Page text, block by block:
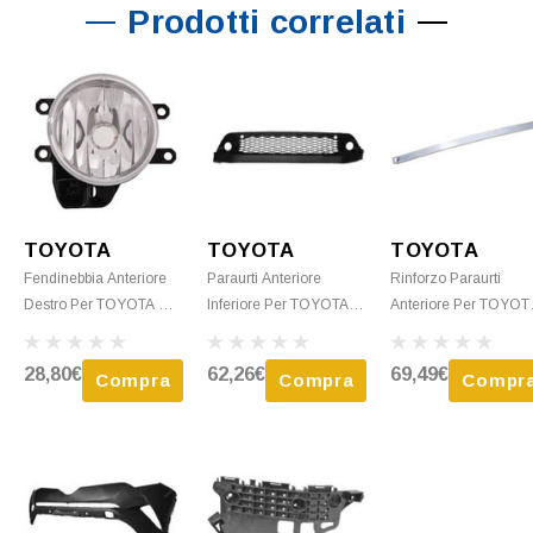
Prodotti correlati
TOYOTA
Fendinebbia Anteriore
Destro Per TOYOTA C-
2019, H16, Paraurti
Anteriore, Nuovo
28,80€ Compra
TOYOTA
Paraurti Anteriore
Inferiore Per TOYOTA
2019, Nero, Nuovo
62,26€ Compra
TOYOTA
Rinforzo Paraurti
Anteriore Per
2019, Alluminio,
69,49€